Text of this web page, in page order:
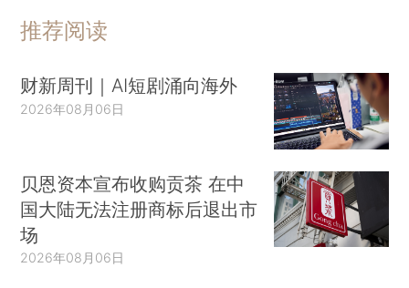
推荐阅读
财新周刊｜AI短剧涌向海外
2026年08月06日
贝恩资本宣布收购贡茶 在中
国大陆无法注册商标后退出市
场
2026年08月06日